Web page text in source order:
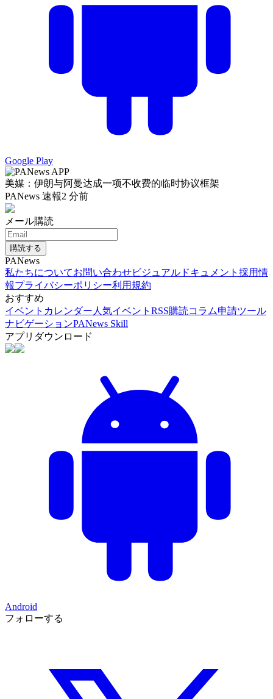
Google Play
美媒：伊朗与阿曼达成一项不收费的临时协议框架
PANews 速報2 分前
メール購読
購読する
PANews
私たちについてお問い合わせビジュアルドキュメント 採用情
報プライバシーポリシー利用規約
おすすめ
イベントカレンダー 人気イベント RSS購読コラム申請ツール
ナビゲーションPANews Skill
アプリダウンロード
Android
フォローする